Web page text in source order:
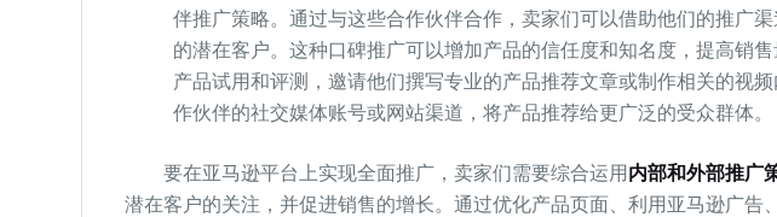
伴推广策略。通过与这些合作伙伴合作，卖家们可以借助他们的推广
的潜在客户。这种口碑推广可以增加产品的信任度和知名度，提高销
产品试用和评测，邀请他们撰写专业的产品推荐文章或制作相关的视
作伙伴的社交媒体账号或网站渠道，将产品推荐给更广泛的受众群体。
要在亚马逊平台上实现全面推广，卖家们需要综合运用内部和外部推广
潜在客户的关注，并促进销售的增长。通过优化产品页面、利用亚马逊广告